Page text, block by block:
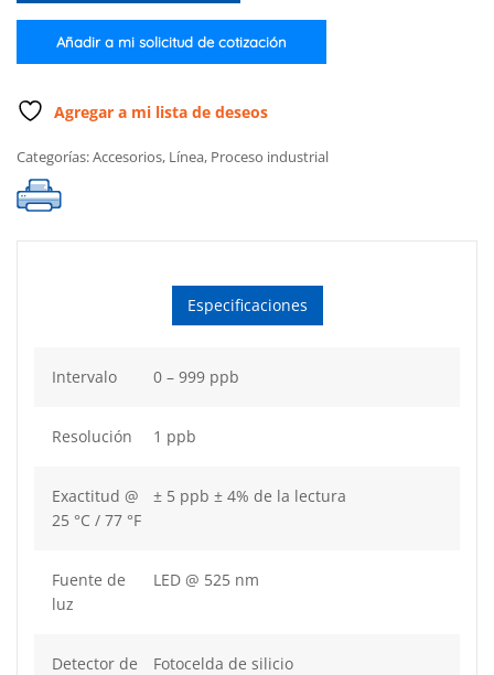
Añadir a mi solicitud de cotización
Agregar a mi lista de deseos
Categorías:Accesorios, Línea, Proceso industrial
Especificaciones
Intervalo 0 – 999 ppb
Resolución 1 ppb
Exactitud @
25 °C / 77 °F
± 5 ppb ± 4% de la lectura
Fuente de
luz
LED @ 525 nm
Detector de
Fotocelda de silicio